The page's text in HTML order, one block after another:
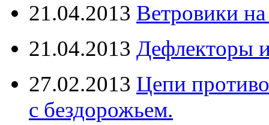
21.04.2013 Ветровики
21.04.2013 Дефлекторы
27.02.2013 Цепи
с бездорожьем.